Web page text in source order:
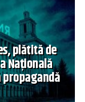
plătită de
Națională